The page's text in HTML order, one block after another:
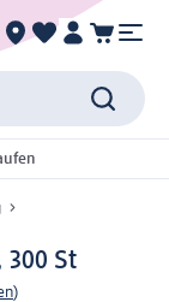
300 St
)